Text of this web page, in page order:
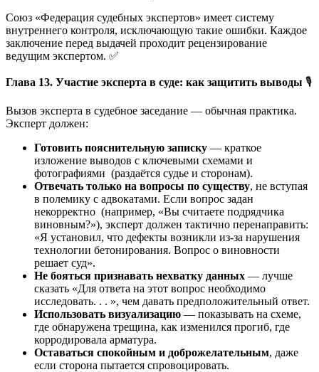
Союз «Федерация судебных экспертов» имеет систему
внутреннего контроля, исключающую такие ошибки. Каждое
заключение перед выдачей проходит рецензирование
ведущим экспертом. ✅
Глава 13. Участие эксперта в суде: как защитить выводы 🎙️
Вызов эксперта в судебное заседание — обычная практика.
Эксперт должен:
Готовить пояснительную записку — краткое
изложение выводов с ключевыми схемами и
фотографиями (раздаётся судье и сторонам).
Отвечать только на вопросы по существу, не вступая
в полемику с адвокатами. Если вопрос задан
некорректно (например, «Вы считаете подрядчика
виновным?»), эксперт должен тактично перенаправить:
«Я установил, что дефекты возникли из-за нарушения
технологии бетонирования. Вопрос о виновности
решает суд».
Не бояться признавать нехватку данных — лучше
сказать «Для ответа на этот вопрос необходимо
исследовать. . . », чем давать предположительный ответ.
Использовать визуализацию — показывать на схеме,
где обнаружена трещина, как изменился прогиб, где
корродировала арматура.
Оставаться спокойным и доброжелательным, даже
если сторона пытается спровоцировать.